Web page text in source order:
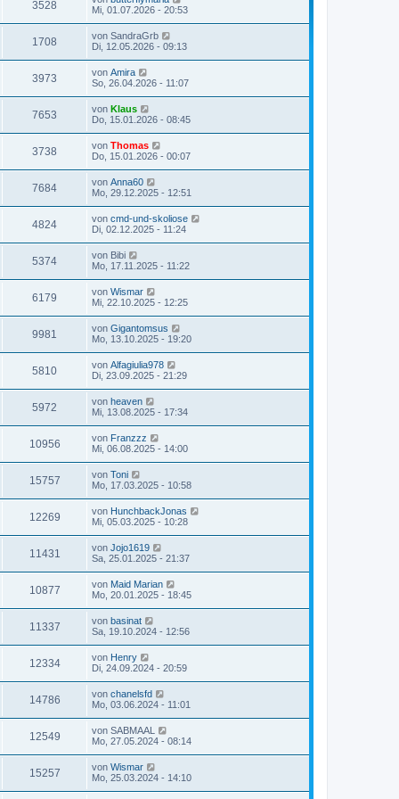
3528
Mi, 01.07.2026 - 20:53
1708 von SandraGrb
Di, 12.05.2026 - 09:13
3973 von Amira
So, 26.04.2026 - 11:07
7653 von Klaus
Do, 15.01.2026 - 08:45
3738 von Thomas
Do, 15.01.2026 - 00:07
7684 von Anna60
Mo, 29.12.2025 - 12:51
4824 von cmd-und-skoliose
Di, 02.12.2025 - 11:24
5374 von Bibi
Mo, 17.11.2025 - 11:22
6179 von Wismar
Mi, 22.10.2025 - 12:25
9981 von Gigantomsus
Mo, 13.10.2025 - 19:20
5810 von Alfagiulia978
Di, 23.09.2025 - 21:29
5972 von heaven
Mi, 13.08.2025 - 17:34
10956 von Franzzz
Mi, 06.08.2025 - 14:00
15757 von Toni
Mo, 17.03.2025 - 10:58
12269 von HunchbackJonas
Mi, 05.03.2025 - 10:28
11431 von Jojo1619
Sa, 25.01.2025 - 21:37
10877 von Maid Marian
Mo, 20.01.2025 - 18:45
11337 von basinat
Sa, 19.10.2024 - 12:56
12334 von Henry
Di, 24.09.2024 - 20:59
14786 von chanelsfd
Mo, 03.06.2024 - 11:01
12549 von SABMAAL
Mo, 27.05.2024 - 08:14
15257 von Wismar
Mo, 25.03.2024 - 14:10